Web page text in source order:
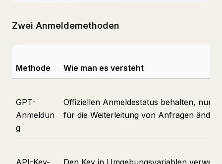
Zwei Anmeldemethoden
Methode Wie man es versteht
GPT-
Anmeldun
g
Offiziellen Anmeldestatus behalten, nur
für die Weiterleitung von Anfragen
API-Key- Den Key in Umgebungsvariablen